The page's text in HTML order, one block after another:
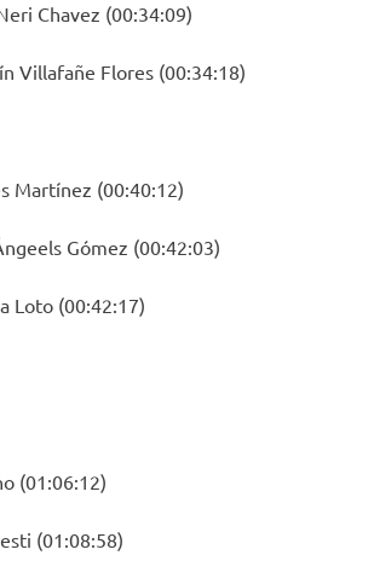
Chavez (00:34:09)
Villafañe Flores (00:34:18)
Martínez (00:40:12)
Gómez (00:42:03)
Loto (00:42:17)
(01:06:12)
(01:08:58)